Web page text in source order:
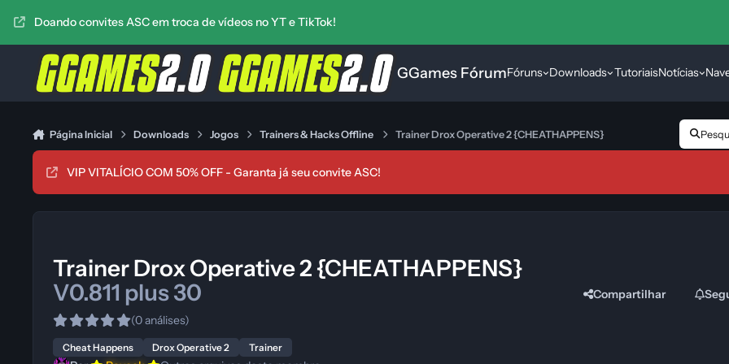
Doando convites ASC em troca de vídeos no YT e TikTok!
GGames FórumFóruns Downloads TutoriaisNotícias
Página Inicial Downloads Jogos Trainers & Hacks Offline Trainer Drox Operative 2 {CHEATHAPPENS}
VIP VITALÍCIO COM 50% OFF - Garanta já seu convite ASC!
Trainer Drox Operative 2 {CHEATHAPPENS}
V0.811 plus 30
(0 análises)
Cheat Happens Drox Operative 2 Trainer
Compartilhar